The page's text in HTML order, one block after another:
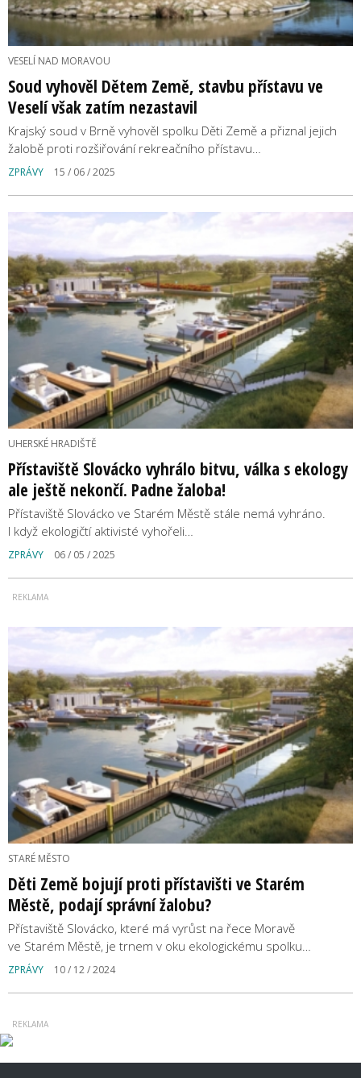
VESELÍ NAD MORAVOU
Soud vyhověl Dětem Země, stavbu přístavu ve
Veselí však zatím nezastavil
Krajský soud v Brně vyhověl spolku Děti Země a přiznal jejich
žalobě proti rozšiřování rekreačního přístavu…
ZPRÁVY 15 / 06 / 2025
UHERSKÉ HRADIŠTĚ
Přístaviště Slovácko vyhrálo bitvu, válka s ekology
ale ještě nekončí. Padne žaloba!
Přístaviště Slovácko ve Starém Městě stále nemá vyhráno.
I když ekologičtí aktivisté vyhořeli…
ZPRÁVY 06 / 05 / 2025
STARÉ MĚSTO
Děti Země bojují proti přístavišti ve Starém
Městě, podají správní žalobu?
Přístaviště Slovácko, které má vyrůst na řece Moravě
ve Starém Městě, je trnem v oku ekologickému spolku…
ZPRÁVY 10 / 12 / 2024